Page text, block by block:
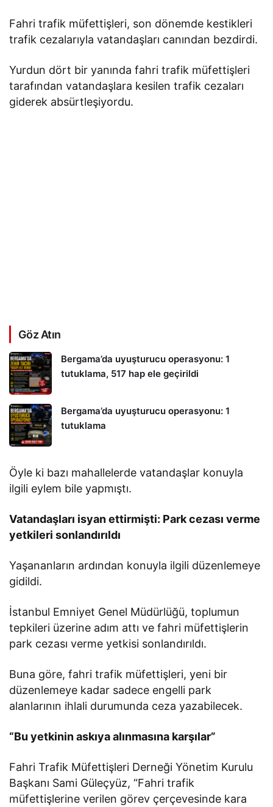
Fahri trafik müfettişleri, son dönemde kestikleri
trafik cezalarıyla vatandaşları canından bezdirdi.
Yurdun dört bir yanında fahri trafik müfettişleri
tarafından vatandaşlara kesilen trafik cezaları
giderek absürtleşiyordu.
Göz Atın
Bergama’da uyuşturucu operasyonu: 1
tutuklama, 517 hap ele geçirildi
Bergama’da uyuşturucu operasyonu: 1
tutuklama
Öyle ki bazı mahallelerde vatandaşlar konuyla
ilgili eylem bile yapmıştı.
Vatandaşları isyan ettirmişti: Park cezası verme
yetkileri sonlandırıldı
Yaşananların ardından konuyla ilgili düzenlemeye
gidildi.
İstanbul Emniyet Genel Müdürlüğü, toplumun
tepkileri üzerine adım attı ve fahri müfettişlerin
park cezası verme yetkisi sonlandırıldı.
Buna göre, fahri trafik müfettişleri, yeni bir
düzenlemeye kadar sadece engelli park
alanlarının ihlali durumunda ceza yazabilecek.
“Bu yetkinin askıya alınmasına karşılar”
Fahri Trafik Müfettişleri Derneği Yönetim Kurulu
Başkanı Sami Güleçyüz, “Fahri trafik
müfettişlerine verilen görev çerçevesinde kara